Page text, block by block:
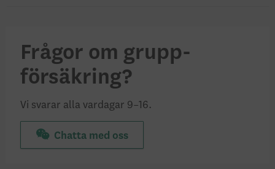
Frågor om grupp­
försäkring?
Vi svarar alla vardagar 9–16.
Chatta med oss